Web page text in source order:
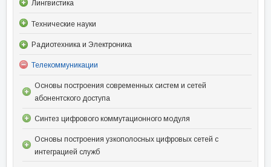
Лингвистика
Технические науки
Радиотехника и Электроника
Телекоммуникации
Основы построения современных систем и сетей
абонентского доступа
Синтез цифрового коммутационного модуля
Основы построения узкополосных цифровых сетей с
интеграцией служб